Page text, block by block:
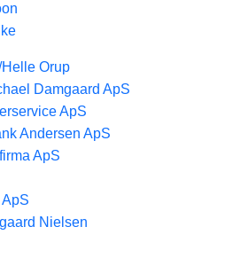
Orup
Damgaard ApS
ApS
Andersen ApS
ApS
Nielsen